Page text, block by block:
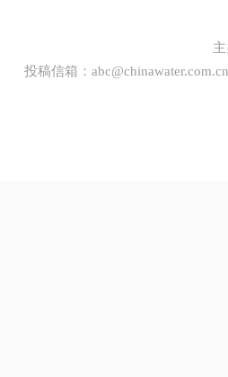
投稿信箱： abc@chinawater.com.cn